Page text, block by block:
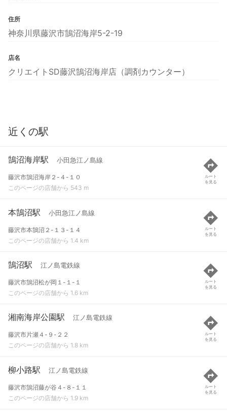
住所
神奈川県藤沢市鵠沼海岸5-2-19
店名
クリエイトSD藤沢鵠沼海岸店（調剤カウンター）
近くの駅
鵠沼海岸駅 小田急江ノ島線
藤沢市鵠沼海岸２-４-１０
このページの店舗から 543 m
ルート
を見る
本鵠沼駅 小田急江ノ島線
藤沢市本鵠沼２-１３-１４
このページの店舗から 1.4 km
ルート
を見る
鵠沼駅 江ノ島電鉄線
藤沢市鵠沼松が岡１-１-１
このページの店舗から 1.6 km
ルート
を見る
湘南海岸公園駅 江ノ島電鉄線
藤沢市片瀬４-９-２２
このページの店舗から 1.8 km
ルート
を見る
柳小路駅 江ノ島電鉄線
藤沢市鵠沼藤が谷４-８-１１
このページの店舗から 1.9 km
ルート
を見る